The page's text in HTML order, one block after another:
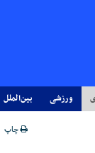
ورزشی بین‌الملل
چاپ